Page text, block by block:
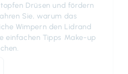
Drüsen und fördern
Sie, warum das
Wimpern den Lidrand
einfachen Tipps Make-up